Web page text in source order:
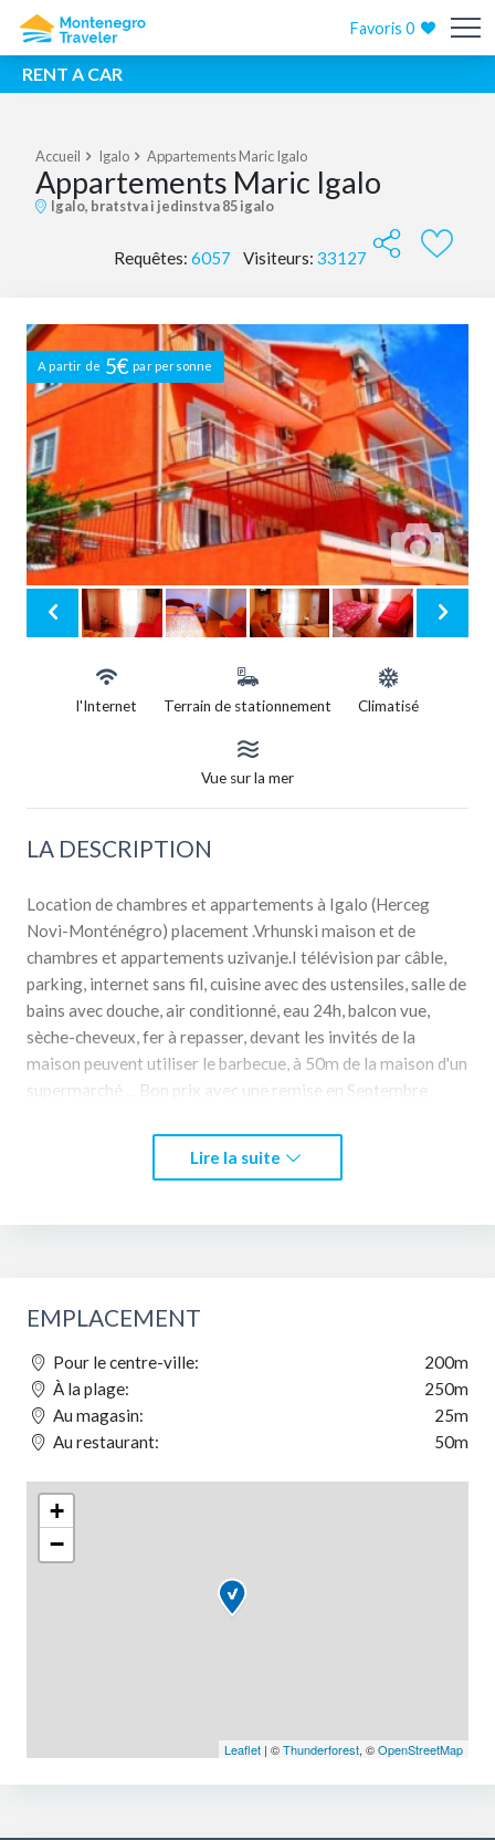
Favoris0
RENT A CAR
Accueil Igalo Appartements Maric Igalo
Appartements Maric Igalo
Igalo, bratstva i jedinstva 85 igalo
Requêtes: 6057 Visiteurs: 33127
A partir de 5€ par personne
l'Internet Terrain de stationnement Climatisé
Vue sur la mer
LA DESCRIPTION
Location de chambres et appartements à Igalo (Herceg
Novi-Monténégro) placement .Vrhunski maison et de
chambres et appartements uzivanje.I télévision par câble,
parking, internet sans fil, cuisine avec des ustensiles, salle de
bains avec douche, air conditionné, eau 24h, balcon vue,
sèche-cheveux, fer à repasser, devant les invités de la
maison peuvent utiliser le barbecue, à 50m de la maison d'un
supermarché ... Bon prix avec une remise en Septembre
triples, quadruples, à cinq lits et suites
. PRIX de Septembre à Juin 5 E par lit
Lire la suite
EMPLACEMENT
Pour le centre-ville:
200m
À la plage:
250m
Au magasin:
25m
Au restaurant:
50m
+
−
Leaflet | ©Thunderforest, ©OpenStreetMap